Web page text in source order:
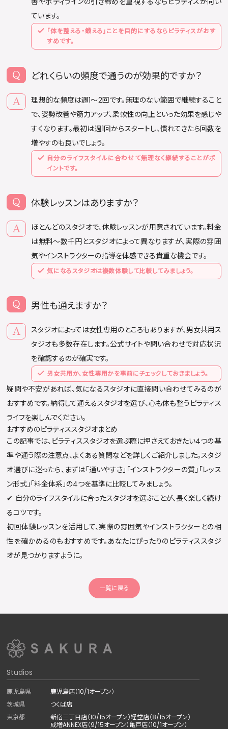
ています。
「体を整える・鍛える」ことを目的にするならピラティスがおす
すめです。
どれくらいの頻度で通うのが効果的ですか？
理想的な頻度は週1〜2回です。無理のない範囲で継続すること
で、姿勢改善や筋力アップ、柔軟性の向上といった効果を感じや
すくなります。最初は週1回からスタートし、慣れてきたら回数を
増やすのも良いでしょう。
自分のライフスタイルに合わせて無理なく継続することがポ
イントです。
体験レッスンはありますか？
ほとんどのスタジオで、体験レッスンが用意されています。料金
は無料〜数千円とスタジオによって異なりますが、実際の雰囲
気やインストラクターの指導を体感できる貴重な機会です。
気になるスタジオは複数体験して比較してみましょう。
男性も通えますか？
スタジオによっては女性専用のところもありますが、男女共用ス
タジオも多数存在します。公式サイトや問い合わせで対応状況
を確認するのが確実です。
男女共用か、女性専用かを事前にチェックしておきましょう。
疑問や不安があれば、気になるスタジオに直接問い合わせてみるのが
おすすめです。納得して通えるスタジオを選び、心も体も整うピラティス
ライフを楽しんでください。
おすすめのピラティススタジオまとめ
この記事では、ピラティススタジオを選ぶ際に押さえておきたい4つの基
準や通う際の注意点、よくある質問などを詳しくご紹介しました。スタジ
オ選びに迷ったら、まずは「通いやすさ」「インストラクターの質」「レッス
ン形式」「料金体系」の4つを基準に比較してみましょう。
✔︎ 自分のライフスタイルに合ったスタジオを選ぶことが、長く楽しく続け
るコツです。
初回体験レッスンを活用して、実際の雰囲気やインストラクターとの相
性を確かめるのもおすすめです。あなたにぴったりのピラティススタジ
オが見つかりますように。
一覧に戻る
Studios
鹿児島県
鹿児島店（10/1オープン）
茨城県
つくば店
東京都
新宿三丁目店（10/15オープン）経堂店（8/15オープン）
成増ANNEX店（9/15オープン）亀戸店（10/1オープン）